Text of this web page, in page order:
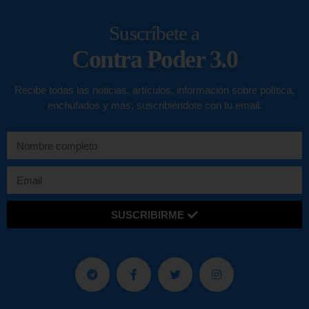
Suscríbete a
Contra Poder 3.0
Recibe todas las noticias, artículos, información sobre política,
enchufados y más, suscribiéndote con tu email.
SUSCRIBIRME